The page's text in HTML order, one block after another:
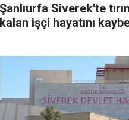
Şanlıurfa Siverek'te
kalan işçi hayatını